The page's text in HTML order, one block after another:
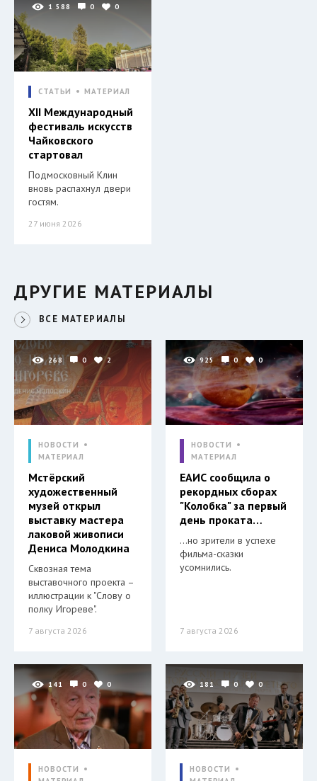
1 588 0 0
СТАТЬИ МАТЕРИАЛ
XII Международный
фестиваль искусств
Чайковского
стартовал
Подмосковный Клин
вновь распахнул двери
гостям.
27 июня 2026
ДРУГИЕ МАТЕРИАЛЫ
ВСЕ МАТЕРИАЛЫ
268 0 2
НОВОСТИ
МАТЕРИАЛ
Мстёрский
художественный
музей открыл
выставку мастера
лаковой живописи
Дениса Молодкина
Сквозная тема
выставочного проекта –
иллюстрации к "Слову о
полку Игореве".
7 августа 2026
925 0 0
НОВОСТИ
МАТЕРИАЛ
ЕАИС сообщила о
рекордных сборах
"Колобка" за первый
день проката…
…но зрители в успехе
фильма-сказки
усомнились.
7 августа 2026
141 0 0
НОВОСТИ
181 0 0
НОВОСТИ